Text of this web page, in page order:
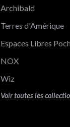
Archibald
Terres d'Amérique
Espaces Libres
NOX
Wiz
Voir toutes les